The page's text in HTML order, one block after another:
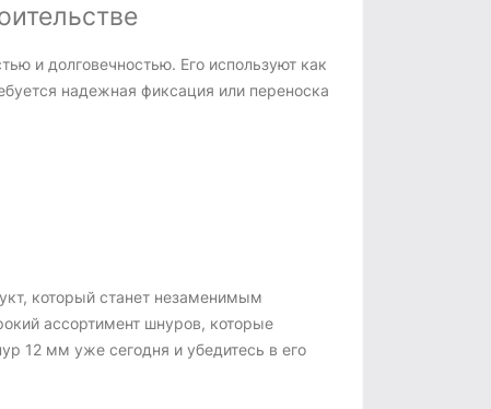
и долговечностью. Его используют как
надежная фиксация или переноска
который станет незаменимым
ассортимент шнуров, которые
12 мм уже сегодня и убедитесь в его